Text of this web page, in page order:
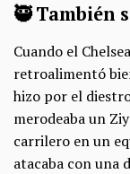
🥷 También
Cuando el
retroalimentó
hizo por el
merodeaba un
carrilero en un
atacaba con una